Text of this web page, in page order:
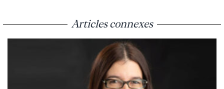
Articles connexes